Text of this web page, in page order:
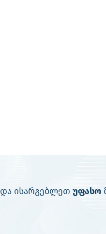
და ისარგებლეთ უფასო